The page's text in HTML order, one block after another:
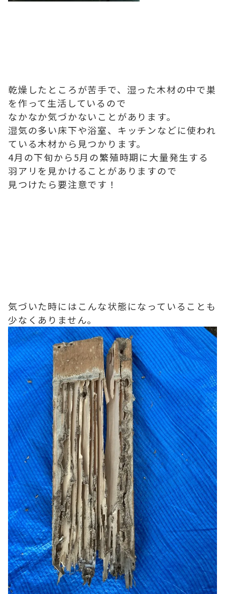
乾燥したところが苦手で、湿った木材の中で巣
を作って生活しているので
なかなか気づかないことがあります。
湿気の多い床下や浴室、キッチンなどに使われ
ている木材から見つかります。
4月の下旬から5月の繁殖時期に大量発生する
羽アリを見かけることがありますので
見つけたら要注意です！
気づいた時にはこんな状態になっていることも
少なくありません。